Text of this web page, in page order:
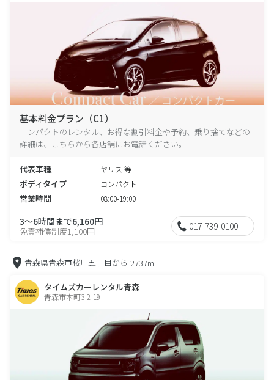
基本料金プラン（C1）
コンパクトのレンタル、お得な割引料金や予約、乗り捨てなどの
詳細は、こちらから各店舗にお電話ください。
代表車種 ヤリス 等
ボディタイプ コンパクト
営業時間 08:00-19:00
3～6時間まで6,160円
免責補償制度1,100円 017-739-0100
青森県青森市桜川五丁目から 2737m
タイムズカーレンタル青森
青森市本町3-2-19